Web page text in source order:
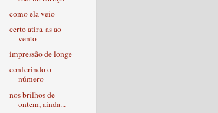
como ela veio
certo atira-as ao
vento
impressão de longe
conferindo o
número
nos brilhos de
ontem, ainda...